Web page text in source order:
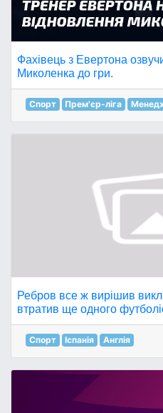
Фахівець з Евертона
Миколенка до гри.
Спорт Прем'єр-ліга
Ребров все ж вирішив
втратив ще одного
Спорт Іспанія Англія